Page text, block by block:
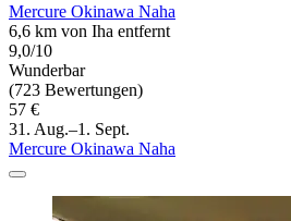
Mercure Okinawa Naha
6,6 km von Iha entfernt
9,0/10
Wunderbar
(723 Bewertungen)
57 €
31. Aug.–1. Sept.
Mercure Okinawa Naha